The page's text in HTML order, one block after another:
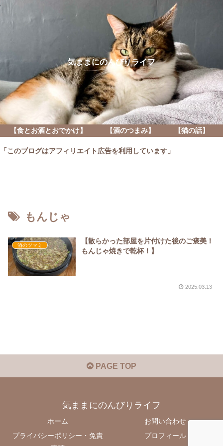
気ままにのんびりライフ
【食とお酒とおでかけ】 【酒のつまみ】 【猫の話】
「このブログはアフィリエイト広告を利用しています」
もんじゃ
酒のツマミ
【散らかった部屋を片付けた後のご褒美！
もんじゃ焼きで乾杯！】
2025.03.13
PAGE TOP
気ままにのんびりライフ
ホーム
お問い合わせ
プライバシーポリシー・免責
プロフィール